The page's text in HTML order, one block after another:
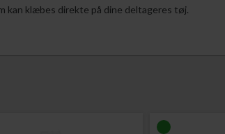
kan klæbes direkte på dine deltageres tøj.